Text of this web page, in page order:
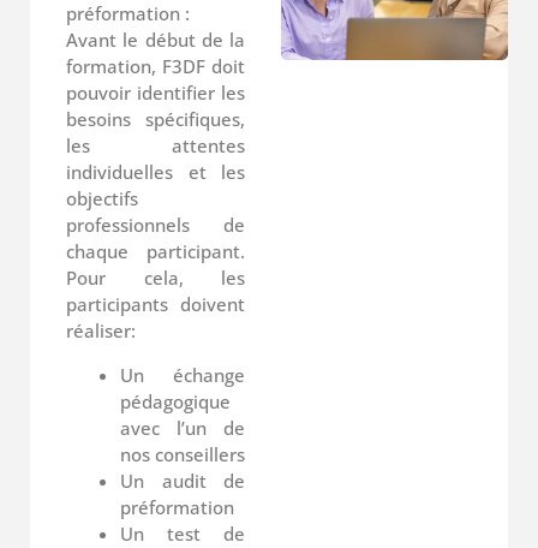
préformation :
Avant le début de la
formation, F3DF doit
pouvoir identifier les
besoins spécifiques,
les attentes
individuelles et les
objectifs
professionnels de
chaque participant.
Pour cela, les
participants doivent
réaliser:
Un échange
pédagogique
avec l’un de
nos conseillers
Un audit de
préformation
Un test de